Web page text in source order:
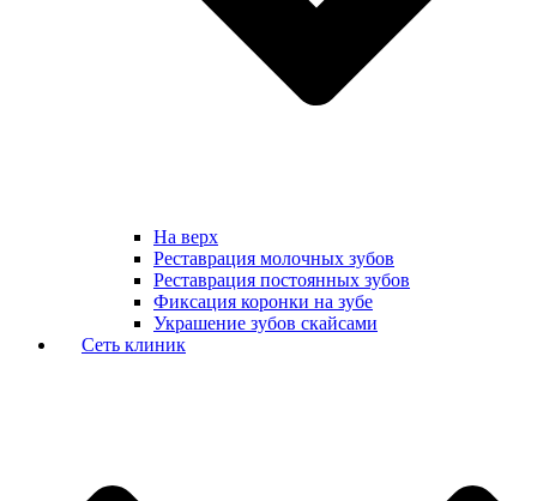
На верх
Реставрация молочных зубов
Реставрация постоянных зубов
Фиксация коронки на зубе
Украшение зубов скайсами
Сеть клиник